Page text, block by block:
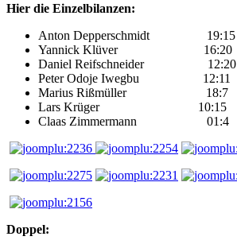
Hier die Einzelbilanzen:
Anton Depperschmidt 19:15
Yannick Klüver 16:20
Daniel Reifschneider 12:20
Peter Odoje Iwegbu 12:11
Marius Rißmüller 18:7
Lars Krüger 10:15
Claas Zimmermann 01:4
Doppel: